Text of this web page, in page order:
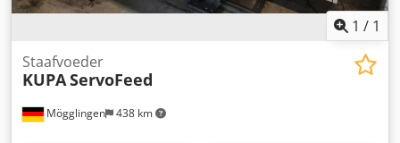
1 / 1
Mögglingen 438 km
Staafvoeder
KUPAServoFeed